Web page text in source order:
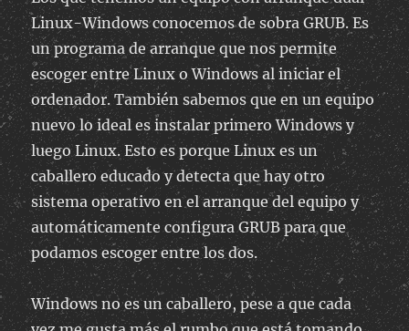
Linux-Windows conocemos de sobra GRUB. Es
un programa de arranque que nos permite
escoger entre Linux o Windows al iniciar el
ordenador. También sabemos que en un equipo
nuevo lo ideal es instalar primero Windows y
luego Linux. Esto es porque Linux es un
caballero educado y detecta que hay otro
sistema operativo en el arranque del equipo y
automáticamente configura GRUB para que
podamos escoger entre los dos.
Windows no es un caballero, pese a que cada